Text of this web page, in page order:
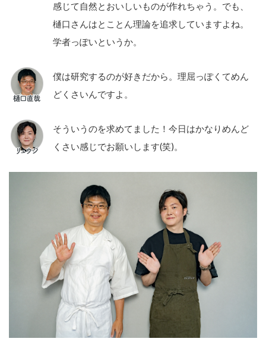
感じて自然とおいしいものが作れちゃう。でも、
樋口さんはとことん理論を追求していますよね。
学者っぽいというか。
僕は研究するのが好きだから。理屈っぽくてめん
どくさいんですよ。
そういうのを求めてました！今日はかなりめんど
くさい感じでお願いします(笑)。